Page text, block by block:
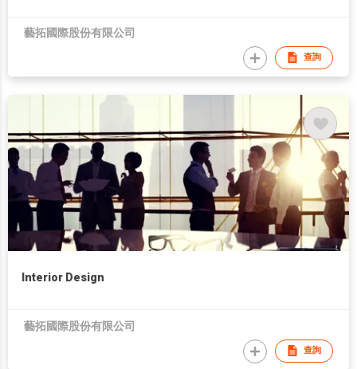
藝拓國際股份有限公司
查詢
Interior Design
藝拓國際股份有限公司
查詢